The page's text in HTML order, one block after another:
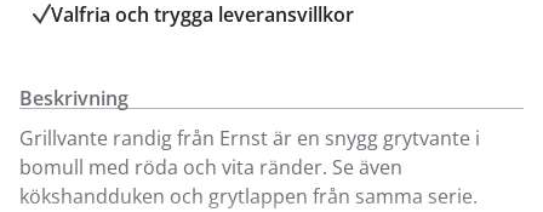
Valfria och trygga leveransvillkor
Beskrivning
Grillvante randig från Ernst är en snygg grytvante i
bomull med röda och vita ränder. Se även
kökshandduken och grytlappen från samma serie.